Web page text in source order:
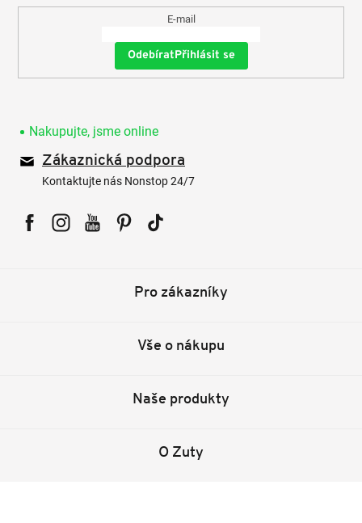
E-mail
Přihlásit se
Nakupujte, jsme online
Zákaznická podpora
Kontaktujte nás Nonstop 24/7
Pro zákazníky
Vše o nákupu
Naše produkty
O Zuty